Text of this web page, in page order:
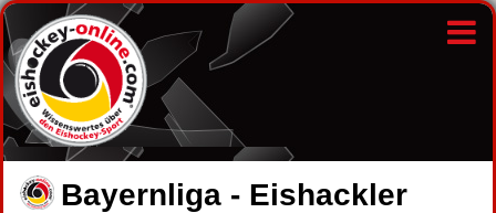
Bayernliga - Eishackler